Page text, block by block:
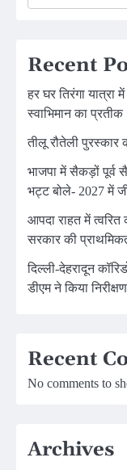
Recent
हर घर तिरंगा यात्रा
स्वाभिमान का प्रतीक
तीलू रौतेली पुरस्कार
भाजपा में सैकड़ों पूर्व
भट्ट बोले- 2027 में
आपदा राहत में
सरकार की
दिल्ली-देहरादून
डीएम ने किया
Recent
No comments to
Archives